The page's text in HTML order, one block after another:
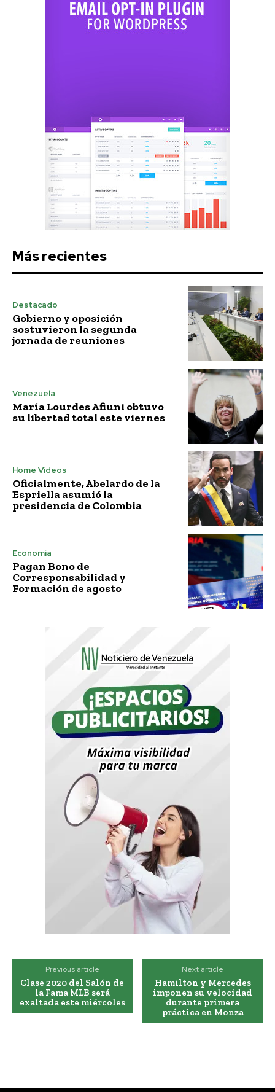
Más recientes
Destacado
Gobierno y oposición
sostuvieron la segunda
jornada de reuniones
Venezuela
María Lourdes Afiuni obtuvo
su libertad total este viernes
Home Vídeos
Oficialmente, Abelardo de la
Espriella asumió la
presidencia de Colombia
Economía
Pagan Bono de
Corresponsabilidad y
Formación de agosto
Previous article
Clase 2020 del Salón de
la Fama MLB será
exaltada este miércoles
Next article
Hamilton y Mercedes
imponen su velocidad
durante primera
práctica en Monza